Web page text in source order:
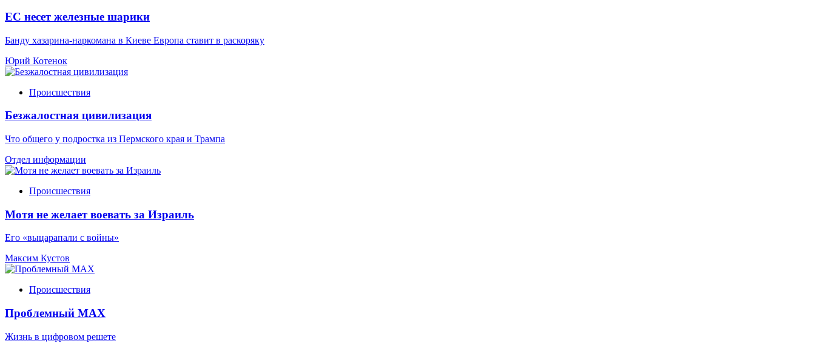
ЕС несет железные шарики
Банду хазарина-наркомана в Киеве Европа ставит в раскоряку
Юрий Котенок
Происшествия
Безжалостная цивилизация
Что общего у подростка из Пермского края и Трампа
Отдел информации
Происшествия
Мотя не желает воевать за Израиль
Его «выцарапали с войны»
Максим Кустов
Происшествия
Проблемный МАХ
Жизнь в цифровом решете